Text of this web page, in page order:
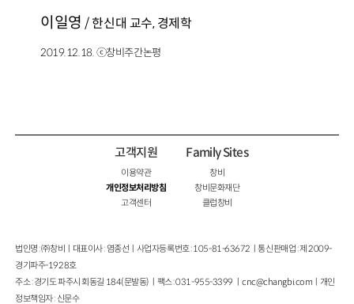
이일영 / 한신대 교수, 경제학
2019.12.18. ⓒ창비주간논평
고객지원
이용약관
개인정보처리방침
고객센터
Family Sites
창비
창비문화재단
클럽창비
법인명 : ㈜창비ㅣ대표이사 : 염종선ㅣ사업자등록번호 : 105-81-63672ㅣ통신판매업 : 제 2009-
경기파주-1928호
주소 : 경기도 파주시 회동길 184(문발동)ㅣ팩스 : 031-955-3399 ㅣcnc@changbi.com ㅣ개인
정보책임자 : 신문수